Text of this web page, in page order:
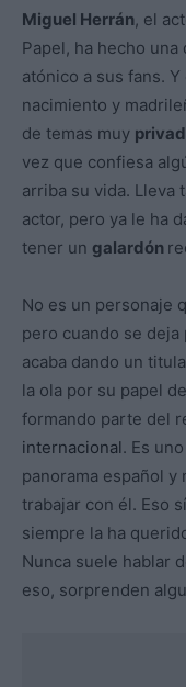
Miguel Herrán, el
Papel, ha hecho
atónico a sus fans.
nacimiento y
de temas muy
vez que confiesa
arriba su vida. Lleva
actor, pero ya le ha
tener un galardón
No es un personaje
pero cuando se
acaba dando un
la ola por su papel
formando parte del
internacional. Es
panorama español
trabajar con él. Eso
siempre la ha
Nunca suele hablar
eso, sorprenden